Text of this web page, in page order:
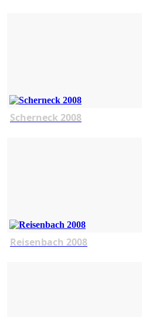
Scherneck 2008
Reisenbach 2008